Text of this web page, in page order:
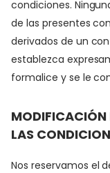
condiciones.
de las presentes
derivados de un
establezca
formalice y se le
MODIFICACIÓN
LAS
Nos reservamos el